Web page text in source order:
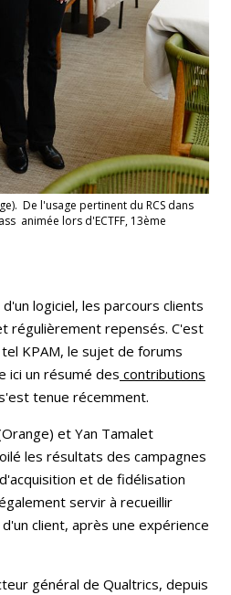
De l'usage pertinent du RCS dans
animée lors d'ECTFF, 13ème
logiciel, les parcours clients
régulièrement repensés. C'est
KPAM, le sujet de forums
ici un résumé des contributions
tenue récemment.
et Yan Tamalet
les résultats des campagnes
et de fidélisation
servir à recueillir
client, après une expérience
général de Qualtrics, depuis